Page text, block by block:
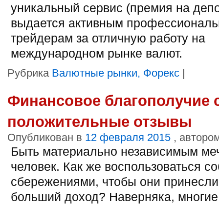
уникальный сервис (премия на
выдается активным
трейдерам за отличную работу на
международном рынке валют.
Рубрика Валютные рынки, Форекс |
Финансовое
положительные отзывы
Опубликован в 12 февраля 2015 ,
Быть материально независимым
человек. Как же воспользоваться
сбережениями, чтобы они
больший доход? Наверняка,